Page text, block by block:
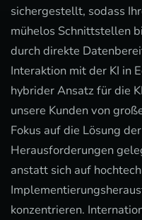
sichergestellt, sodass
mühelos Schnittstellen
durch direkte
Interaktion mit der KI in
hybrider Ansatz für die
unsere Kunden von
Fokus auf die Lösung
Herausforderungen
anstatt sich auf
konzentrieren.